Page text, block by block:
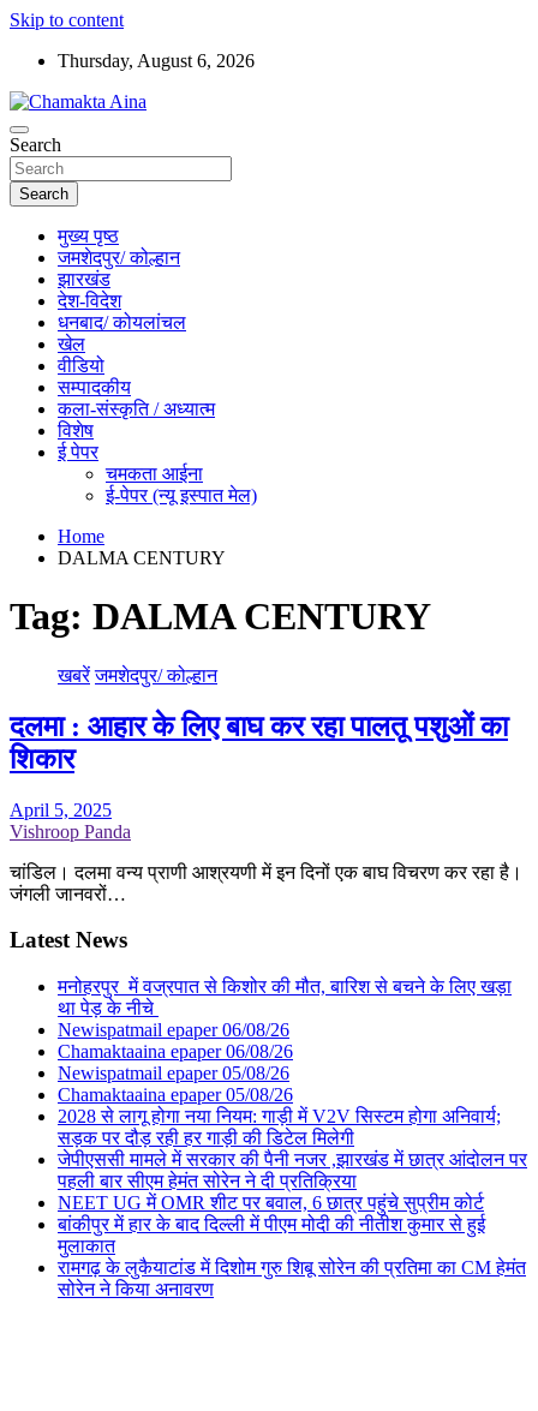
Skip to content
Thursday, August 6, 2026
Chamakta Aina
Hindi News Paper – Jharkhand
Search
Search
मुख्य पृष्ठ
जमशेदपुर/ कोल्हान
झारखंड
देश-विदेश
धनबाद/ कोयलांचल
खेल
वीडियो
सम्पादकीय
कला-संस्कृति / अध्यात्म
विशेष
ई पेपर
चमकता आईना
ई-पेपर (न्यू इस्पात मेल)
Home
DALMA CENTURY
Tag: DALMA CENTURY
खबरें जमशेदपुर/ कोल्हान
दलमा : आहार के लिए बाघ कर रहा पालतू पशुओं का
शिकार
April 5, 2025
Vishroop Panda
चांडिल। दलमा वन्य प्राणी आश्रयणी में इन दिनों एक बाघ विचरण कर रहा है।
जंगली जानवरों…
Latest News
मनोहरपुर में वज्रपात से किशोर की मौत, बारिश से बचने के लिए खड़ा
था पेड़ के नीचे
Newispatmail epaper 06/08/26
Chamaktaaina epaper 06/08/26
Newispatmail epaper 05/08/26
Chamaktaaina epaper 05/08/26
2028 से लागू होगा नया नियम: गाड़ी में V2V सिस्टम होगा अनिवार्य;
सड़क पर दौड़ रही हर गाड़ी की डिटेल मिलेगी
जेपीएससी मामले में सरकार की पैनी नजर ,झारखंड में छात्र आंदोलन पर
पहली बार सीएम हेमंत सोरेन ने दी प्रतिक्रिया
NEET UG में OMR शीट पर बवाल, 6 छात्र पहुंचे सुप्रीम कोर्ट
बांकीपुर में हार के बाद दिल्ली में पीएम मोदी की नीतीश कुमार से हुई
मुलाकात
रामगढ़ के लुकैयाटांड में दिशोम गुरु शिबू सोरेन की प्रतिमा का CM हेमंत
सोरेन ने किया अनावरण